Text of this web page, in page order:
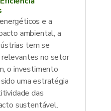
e a
ambiental, a
tem se
no setor
o investimento
uma estratégia
das
sustentável.